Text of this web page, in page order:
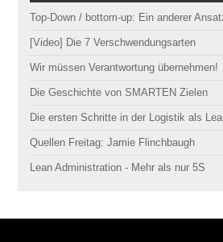
Top-Down / bottom-up: Ein anderer
[Video] Die 7 Verschwendungsarten
Wir müssen Verantwortung übernehmen!
Die Geschichte von SMARTEN Zielen
Die ersten Schritte in der Logistik als
Quellen Freitag: Jamie Flinchbaugh
Lean Administration - Mehr als nur 5S